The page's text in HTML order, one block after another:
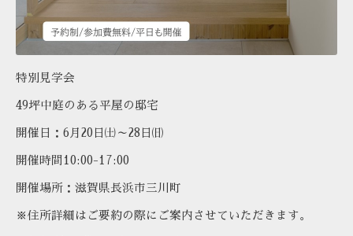
特別見学会
49坪中庭のある平屋の邸宅
開催日： 6 月 20 日㈯～28 日㈰
開催時間 10:00-17:00
開催場所：滋賀県長浜市三川町
※住所詳細はご要約の際にご案内させていただきます。